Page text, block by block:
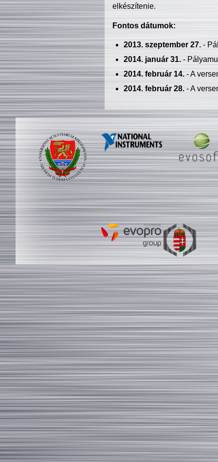
elkészítenie.
Fontos dátumok:
2013. szeptember 27.-
2014. január 31.-
2014. február 14.- A
2014. február 28.- A